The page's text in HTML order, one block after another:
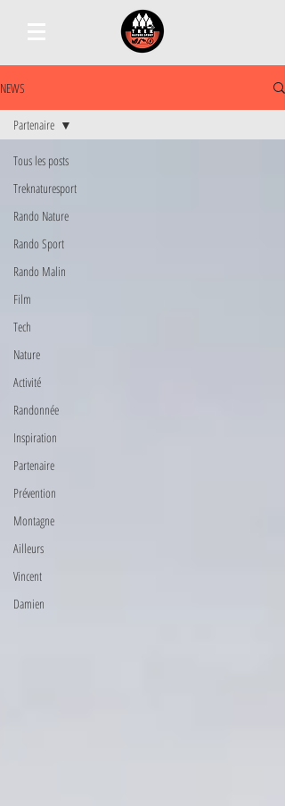
NEWS
Tous les posts
Treknaturesport
Rando Nature
Rando Sport
Rando Malin
Film
Tech
Nature
Activité
Randonnée
Inspiration
Partenaire
Prévention
Montagne
Ailleurs
Vincent
Damien
Partenaire